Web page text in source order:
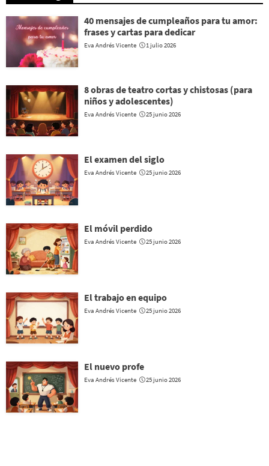
40 mensajes de cumpleaños para tu amor:
frases y cartas para dedicar
Eva Andrés Vicente 1 julio 2026
8 obras de teatro cortas y chistosas (para
niños y adolescentes)
Eva Andrés Vicente 25 junio 2026
El examen del siglo
Eva Andrés Vicente 25 junio 2026
El móvil perdido
Eva Andrés Vicente 25 junio 2026
El trabajo en equipo
Eva Andrés Vicente 25 junio 2026
El nuevo profe
Eva Andrés Vicente 25 junio 2026